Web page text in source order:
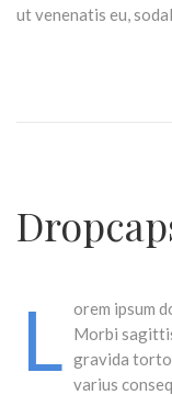
ut venenatis eu,
L orem ipsum
Morbi
gravida
varius